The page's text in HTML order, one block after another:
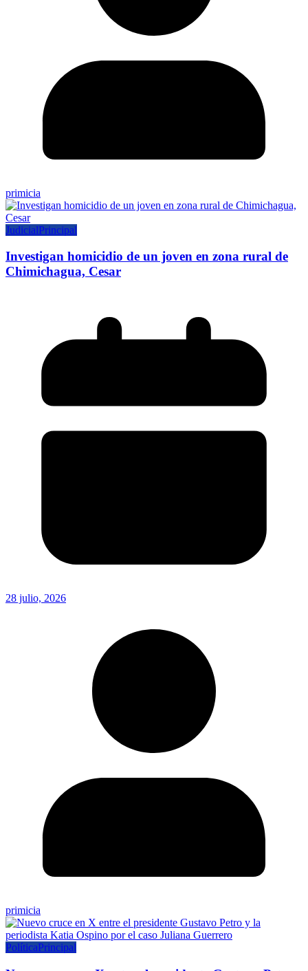
primicia
JudicialPrincipal
Investigan homicidio de un joven en zona rural de
Chimichagua, Cesar
28 julio, 2026
primicia
PolíticaPrincipal